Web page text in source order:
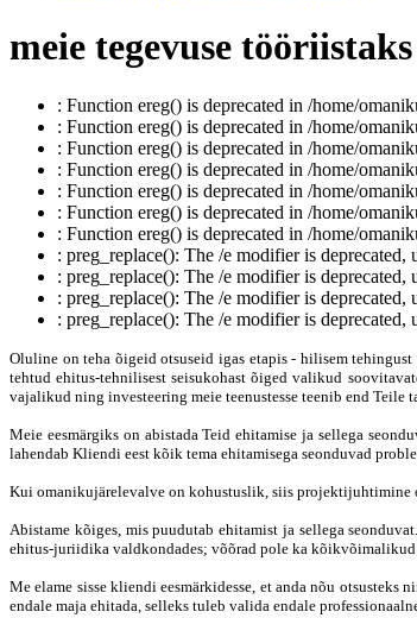
meie tegevuse
: Function ereg() is deprecated in /home/
: Function ereg() is deprecated in /home/
: Function ereg() is deprecated in /home/
: Function ereg() is deprecated in /home/
: Function ereg() is deprecated in /home/
: Function ereg() is deprecated in /home/
: Function ereg() is deprecated in /home/
: preg_replace(): The /e modifier is
: preg_replace(): The /e modifier is
: preg_replace(): The /e modifier is
: preg_replace(): The /e modifier is
Oluline on teha õigeid otsuseid igas etapis - hilisem
tehtud ehitus-tehnilisest seisukohast õiged valikud
vajalikud ning investeering meie teenustesse teenib end
Meie eesmärgiks on abistada Teid ehitamise ja sellega
lahendab Kliendi eest kõik tema ehitamisega seonduvad
Kui omanikujärelevalve on kohustuslik, siis projektijuhtimine
Abistame kõiges, mis puudutab ehitamist ja sellega
ehitus-juriidika valdkondades; võõrad pole ka kõikvõimalikud
Me elame sisse kliendi eesmärkidesse, et anda nõu otsusteks
endale maja ehitada, selleks tuleb valida endale